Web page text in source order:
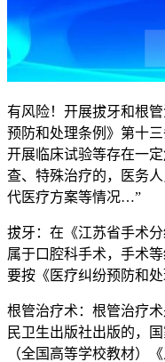
有风险！开展拔牙和根
预防和处理条例》第十
开展临床试验等存在一
查、特殊治疗的，医务
代医疗方案等情况…”
拔牙：在《江苏省手术
属于口腔科手术，手术
要按《医疗纠纷预防和
根管治疗术：根管治疗
民卫生出版社出版的，
（全国高等学校教材）